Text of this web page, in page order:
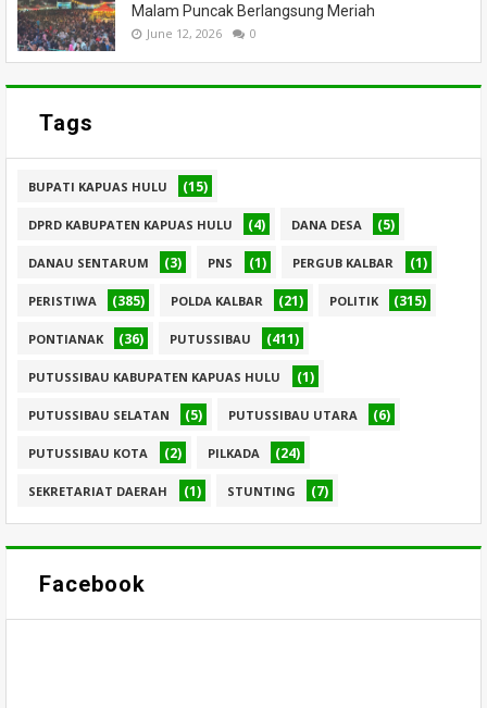
Malam Puncak Berlangsung Meriah
June 12, 2026 0
Tags
BUPATI KAPUAS HULU (15)
DPRD KABUPATEN KAPUAS HULU (4) DANA DESA (5)
DANAU SENTARUM (3) PNS (1) PERGUB KALBAR (1)
PERISTIWA (385) POLDA KALBAR (21) POLITIK (315)
PONTIANAK (36) PUTUSSIBAU (411)
PUTUSSIBAU KABUPATEN KAPUAS HULU (1)
PUTUSSIBAU SELATAN (5) PUTUSSIBAU UTARA (6)
PUTUSSIBAU KOTA (2) PILKADA (24)
SEKRETARIAT DAERAH (1) STUNTING (7)
Facebook